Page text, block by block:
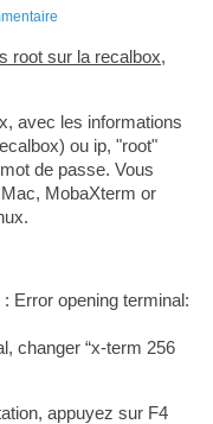
root sur la recalbox,
avec les informations
ou ip, "root"
de passe. Vous
MobaXterm or
Error opening terminal:
changer “x-term 256
appuyez sur F4